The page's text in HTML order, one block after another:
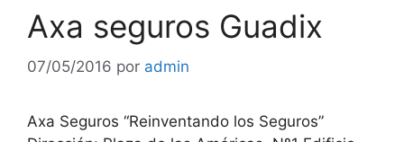
Axa seguros Guadix
07/05/2016 por admin
Axa Seguros “Reinventando los Seguros”